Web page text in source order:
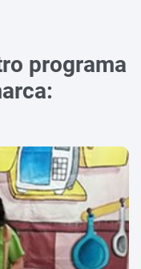
programa